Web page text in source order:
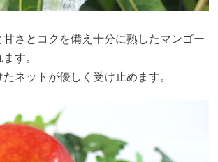
さとコクを備え十分に熟したマンゴー
す。
ネットが優しく受け止めます。